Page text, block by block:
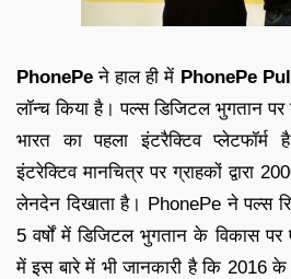
PhonePe ने हाल ही में PhonePe
लॉन्च किया है। पल्स डिजिटल भुगतान पर
भारत का पहला इंटरैक्टिव
इंटरेक्टिव मानचित्र पर ग्राहकों द्वारा
लेनदेन दिखाता है। PhonePe ने पल्स
5 वर्षों में डिजिटल भुगतान के विकास पर
में इस बारे में भी जानकारी है कि 2016